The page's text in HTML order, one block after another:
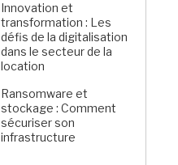
Innovation et
transformation : Les
défis de la digitalisation
dans le secteur de la
location
Ransomware et
stockage : Comment
sécuriser son
infrastructure